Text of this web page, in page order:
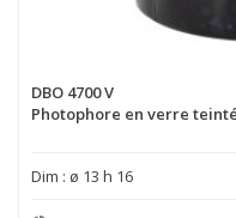
DBO 4700 V
Photophore en verre teinté
Dim : ø 13 h 16